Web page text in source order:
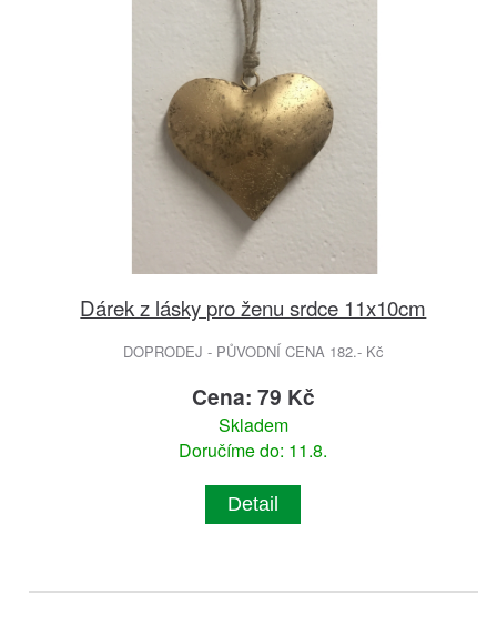
Dárek z lásky pro ženu srdce 11x10cm
DOPRODEJ - PŮVODNÍ CENA 182.- Kč
Cena: 79 Kč
Skladem
Doručíme do: 11.8.
Detail